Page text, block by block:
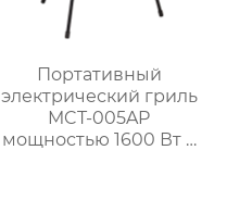
Портативный
электрический гриль
MCT-005AP
мощностью 1600 Вт с